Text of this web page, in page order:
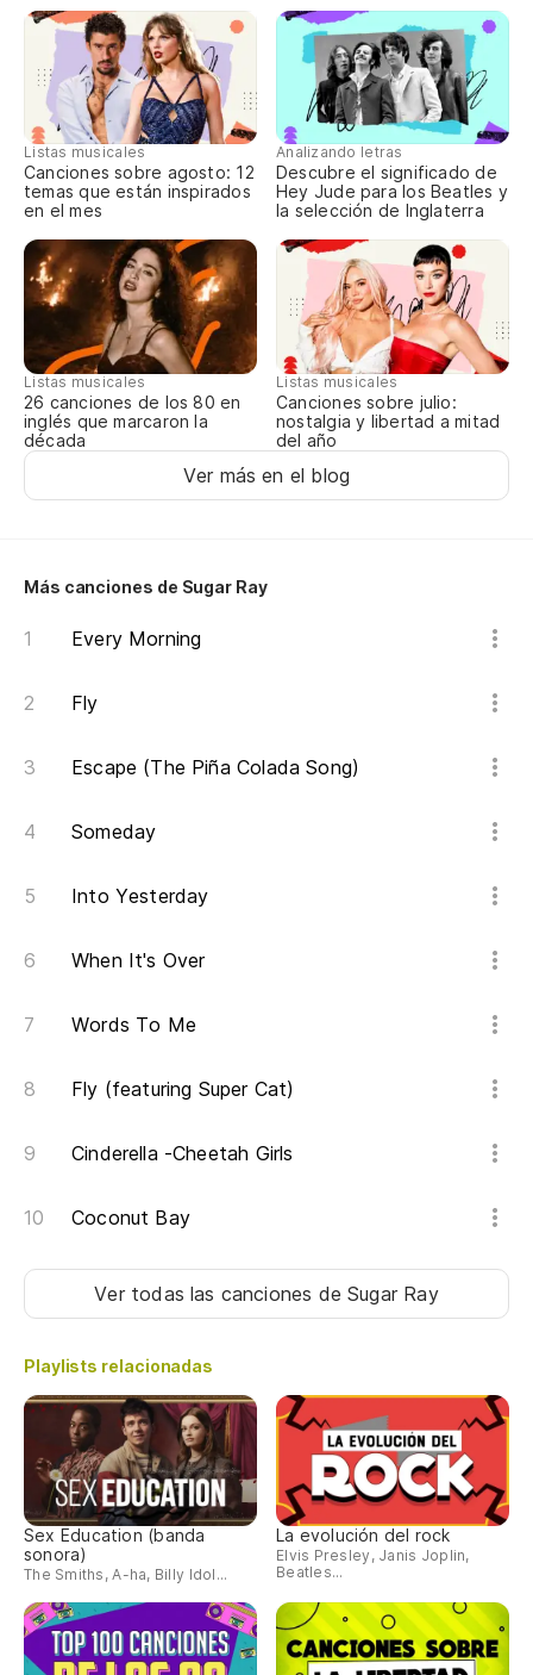
Listas musicales
Canciones sobre agosto: 12
temas que están inspirados
en el mes
Analizando letras
Descubre el significado de
Hey Jude para los Beatles y
la selección de Inglaterra
Listas musicales
26 canciones de los 80 en
inglés que marcaron la
década
Listas musicales
Canciones sobre julio:
nostalgia y libertad a mitad
del año
Ver más en el blog
Más canciones de Sugar Ray
Every Morning
Fly
Escape (The Piña Colada Song)
Someday
Into Yesterday
When It's Over
Words To Me
Fly (featuring Super Cat)
Cinderella -Cheetah Girls
Coconut Bay
Ver todas las canciones de Sugar Ray
Playlists relacionadas
Sex Education (banda
sonora)
The Smiths, A-ha, Billy Idol...
La evolución del rock
Elvis Presley, Janis Joplin,
Beatles...